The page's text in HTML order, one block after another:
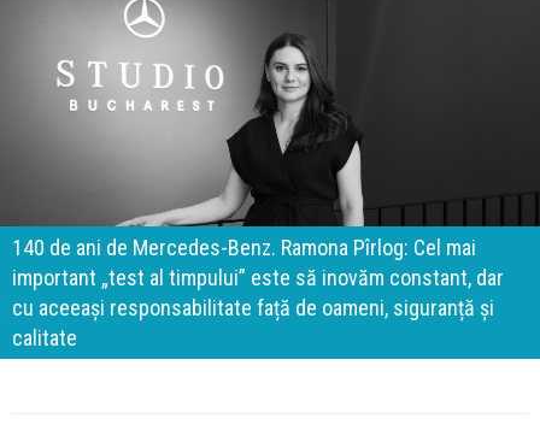
140 de ani de Mercedes-Benz. Ramona Pîrlog: Cel mai
important „test al timpului” este să inovăm constant, dar
cu aceeași responsabilitate față de oameni, siguranță și
calitate